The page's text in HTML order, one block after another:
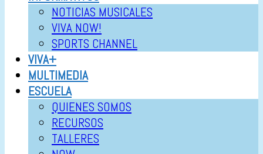
NOTICIAS MUSICALES
VIVA NOW!
SPORTS CHANNEL
VIVA+
MULTIMEDIA
ESCUELA
QUIENES SOMOS
RECURSOS
TALLERES